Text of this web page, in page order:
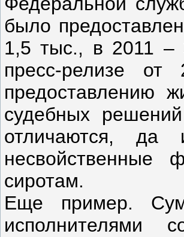
было
1,5 тыс., в 2011 –
пресс-релизе от
предоставлению
судебных
отличаются,
несвойственные
сиротам.
Еще пример.